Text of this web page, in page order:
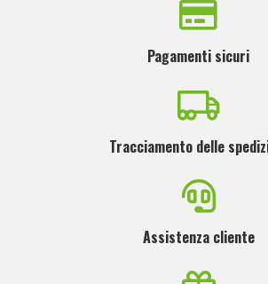
Pagamenti sicuri
Tracciamento delle
Assistenza cliente